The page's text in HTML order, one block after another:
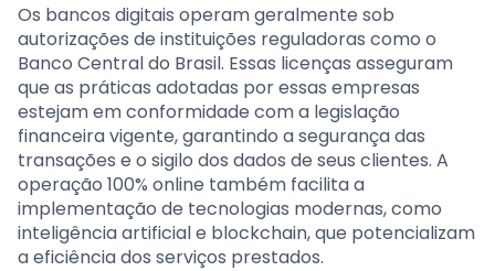
Os bancos digitais operam geralmente sob
autorizações de instituições reguladoras como o
Banco Central do Brasil. Essas licenças asseguram
que as práticas adotadas por essas empresas
estejam em conformidade com a legislação
financeira vigente, garantindo a segurança das
transações e o sigilo dos dados de seus clientes. A
operação 100% online também facilita a
implementação de tecnologias modernas, como
inteligência artificial e blockchain, que potencializam
a eficiência dos serviços prestados.